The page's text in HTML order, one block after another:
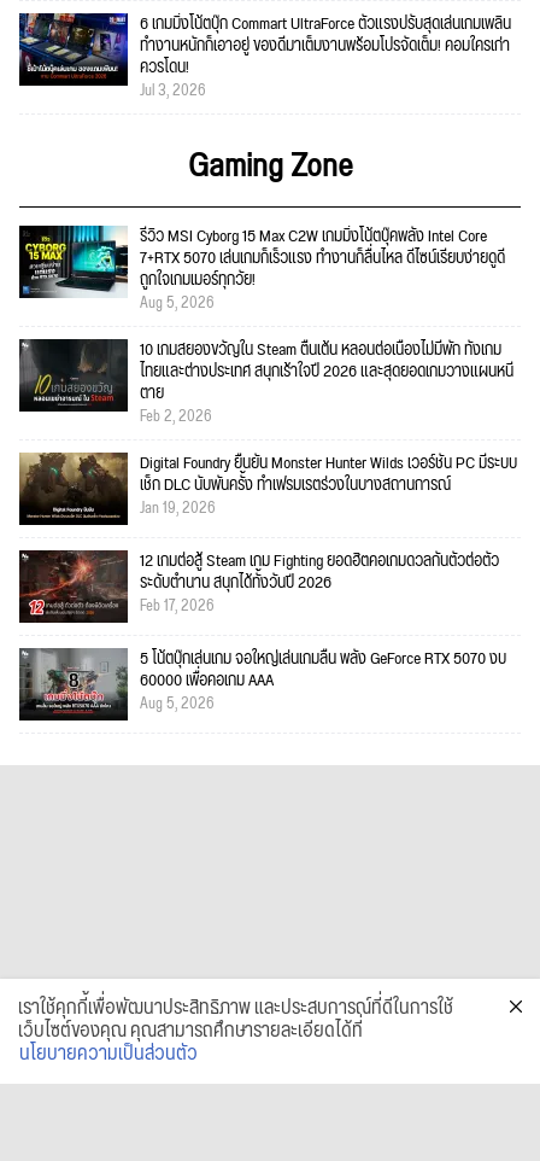
6 เกมมิ่งโน้ตบุ๊ก Commart UltraForce ตัวแรงปรับสุดเล่นเกมเพลิน
ทำงานหนักก็เอาอยู่ ของดีมาเต็มงานพร้อมโปรจัดเต็ม! คอมใครเก่า
ควรโดน!
Jul 3, 2026
Gaming Zone
รีวิว MSI Cyborg 15 Max C2W เกมมิ่งโน้ตบุ๊คพลัง Intel Core
7+RTX 5070 เล่นเกมก็เร็วแรง ทำงานก็ลื่นไหล ดีไซน์เรียบง่ายดูดี
ถูกใจเกมเมอร์ทุกวัย!
Aug 5, 2026
10 เกมสยองขวัญใน Steam ตื่นเต้น หลอนต่อเนื่องไม่มีพัก ทั้งเกม
ไทยและต่างประเทศ สนุกเร้าใจปี 2026 และสุดยอดเกมวางแผนหนี
ตาย
Feb 2, 2026
Digital Foundry ยืนยัน Monster Hunter Wilds เวอร์ชัน PC มีระบบ
เช็ก DLC นับพันครั้ง ทำเฟรมเรตร่วงในบางสถานการณ์
Jan 19, 2026
12 เกมต่อสู้ Steam เกม Fighting ยอดฮิตคอเกมดวลกันตัวต่อตัว
ระดับตำนาน สนุกได้ทั้งวันปี 2026
Feb 17, 2026
5 โน้ตบุ๊กเล่นเกม จอใหญ่เล่นเกมลื่น พลัง GeForce RTX 5070 งบ
60000 เพื่อคอเกม AAA
Aug 5, 2026
เราใช้คุกกี้เพื่อพัฒนาประสิทธิภาพ และประสบการณ์ที่ดีในการใช้
เว็บไซต์ของคุณ คุณสามารถศึกษารายละเอียดได้ที่
นโยบายความเป็นส่วนตัว